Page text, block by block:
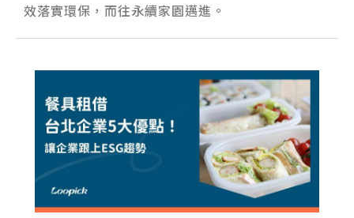
效落實環保，而往永續家園邁進。